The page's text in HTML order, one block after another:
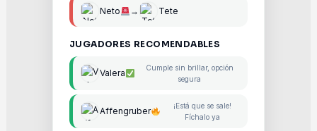
Neto → Tete
JUGADORES RECOMENDABLES
Valera
Cumple sin brillar, opción
segura
Affengruber
¡Está que se sale!
Fíchalo ya